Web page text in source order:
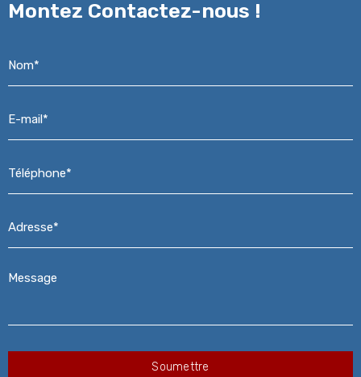
Montez Contactez-nous !
mail*